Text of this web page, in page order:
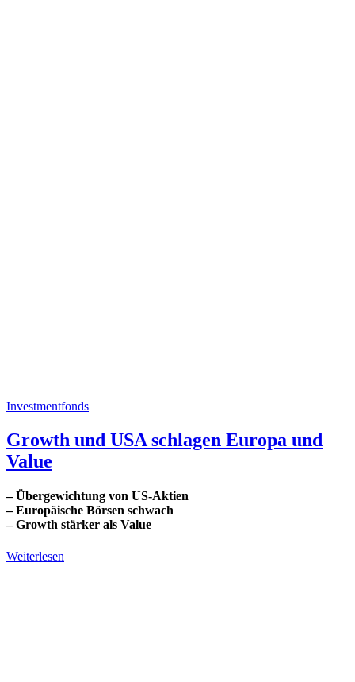
Investmentfonds
Growth und USA schlagen Europa und
Value
– Übergewichtung von US-Aktien
– Europäische Börsen schwach
– Growth stärker als Value
Weiterlesen